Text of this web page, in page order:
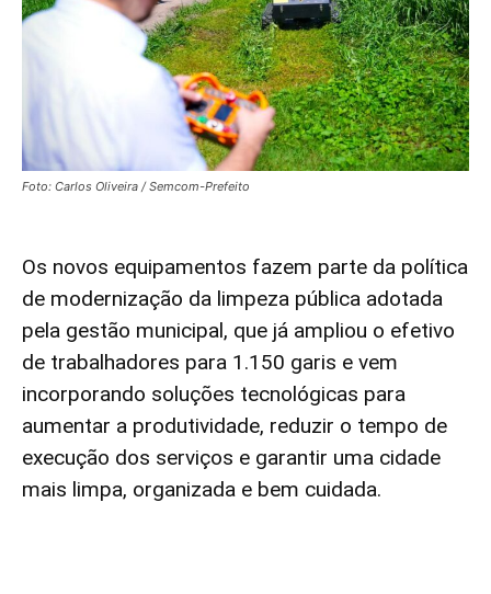
Foto: Carlos Oliveira / Semcom-Prefeito
Os novos equipamentos fazem parte da política
de modernização da limpeza pública adotada
pela gestão municipal, que já ampliou o efetivo
de trabalhadores para 1.150 garis e vem
incorporando soluções tecnológicas para
aumentar a produtividade, reduzir o tempo de
execução dos serviços e garantir uma cidade
mais limpa, organizada e bem cuidada.